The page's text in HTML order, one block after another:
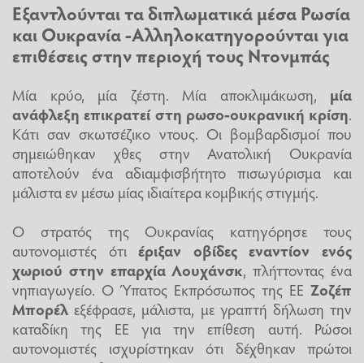
Εξαντλούνται τα διπλωματικά μέσα Ρωσία
και Ουκρανία -Αλληλοκατηγορούνται για
επιθέσεις στην περιοχή τους Ντονμπάς
Μία κρύο, μία ζέστη. Μία αποκλιμάκωση, μία
ανάφλεξη επικρατεί στη ρωσο-ουκρανική κρίση.
Κάτι σαν σκωτσέζικο ντους. Οι βομβαρδισμοί που
σημειώθηκαν χθες στην Ανατολική Ουκρανία
αποτελούν ένα αδιαμφισβήτητο πισωγύρισμα και
μάλιστα εν μέσω μίας ιδιαίτερα κομβικής στιγμής.
Ο στρατός της Ουκρανίας κατηγόρησε τους
αυτονομιστές ότιέριξαν οβίδες εναντίον ενός
χωριού στην επαρχία Λουχάνσκ, πλήττοντας ένα
νηπιαγωγείο. Ο Ύπατος Εκπρόσωπος της ΕΕ Ζοζέπ
Μπορέλ εξέφρασε, μάλιστα, με γραπτή δήλωση την
καταδίκη της ΕΕ για την επίθεση αυτή. Ρώσοι
αυτονομιστές ισχυρίστηκαν ότι δέχθηκαν πρώτοι